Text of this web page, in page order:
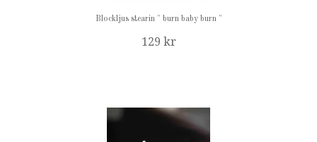
Blockljus stearin " burn baby burn "
129 kr